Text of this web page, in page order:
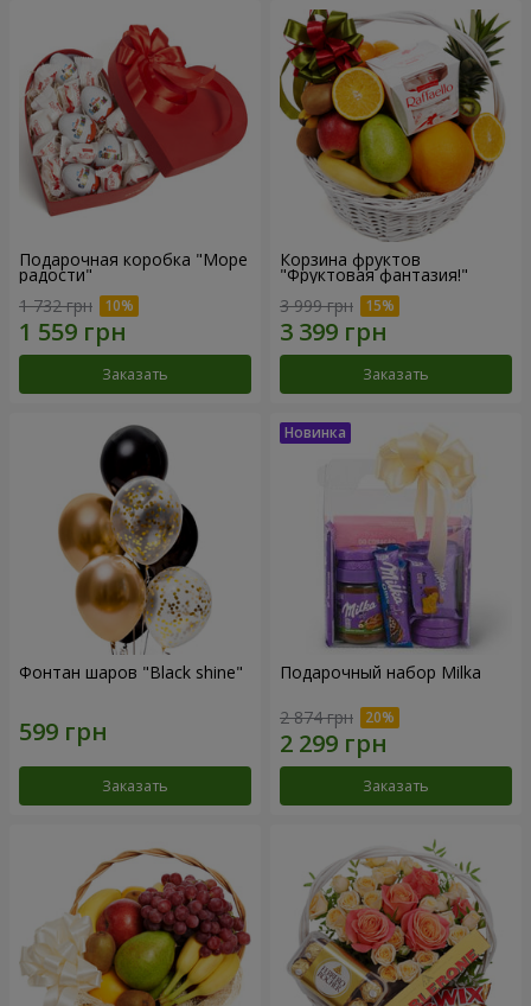
Подарочная коробка "Море
радости"
1 732 грн
Заказать
Корзина фруктов
"Фруктовая фантазия!"
3 999 грн
Заказать
Фонтан шаров "Black shine"
Заказать
Подарочный набор Milka
2 874 грн
Заказать